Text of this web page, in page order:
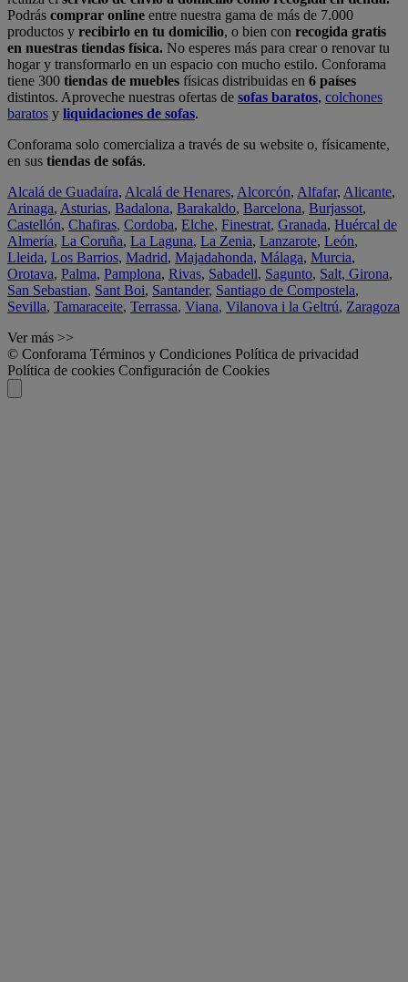
Podrás comprar online entre nuestra gama de más de 7.000
productos y recibirlo en tu domicilio, o bien con recogida gratis
en nuestras tiendas física. No esperes más para crear o renovar tu
hogar y transformarlo en un espacio con mucho estilo. Conforama
tiene 300 tiendas de muebles físicas distribuidas en 6 países
distintos. Aproveche nuestras ofertas de sofas baratos, colchones
baratos y liquidaciones de sofas.
Conforama solo comercializa a través de su website o, físicamente,
en sus tiendas de sofás.
Alcalá de Guadaíra, Alcalá de Henares, Alcorcón, Alfafar, Alicante,
Arinaga, Asturias, Badalona, Barakaldo, Barcelona, Burjassot,
Castellón, Chafiras, Cordoba, Elche, Finestrat, Granada, Huércal de
Almería, La Coruña, La Laguna, La Zenia, Lanzarote, León,
Lleida, Los Barrios, Madrid, Majadahonda, Málaga, Murcia,
Orotava, Palma, Pamplona, Rivas, Sabadell, Sagunto, Salt, Girona,
San Sebastian, Sant Boi, Santander, Santiago de Compostela,
Sevilla, Tamaraceite, Terrassa, Viana, Vilanova i la Geltrú, Zaragoza
Ver más >>
© Conforama Términos y Condiciones Política de privacidad
Política de cookies Configuración de Cookies